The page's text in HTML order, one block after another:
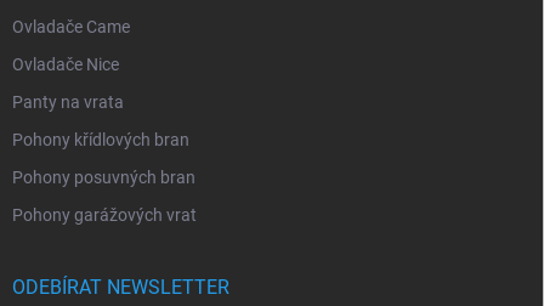
Ovladače Came
Ovladače Nice
Panty na vrata
Pohony křídlových bran
Pohony posuvných bran
Pohony garážových vrat
ODEBÍRAT NEWSLETTER